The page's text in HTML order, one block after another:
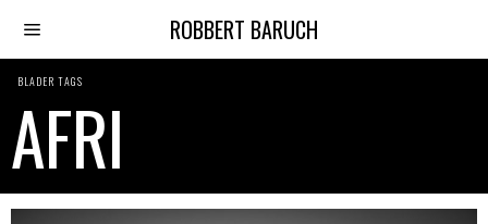
ROBBERT BARUCH
BLADER TAGS
AFRI